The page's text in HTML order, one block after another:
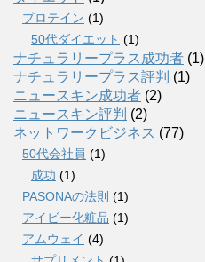
プロテイン (1)
50代ダイエット (1)
ナチュラリープラス成功者 (1)
ナチュラリープラス評判 (1)
ニュースキン成功者 (2)
ニュースキン評判 (2)
ネットワークビジネス (77)
50代会社員 (1)
成功 (1)
PASONAの法則 (1)
アイビー化粧品 (1)
アムウェイ (4)